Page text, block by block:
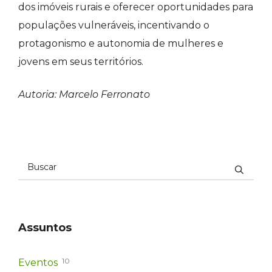
dos imóveis rurais e oferecer oportunidades para
populações vulneráveis, incentivando o
protagonismo e autonomia de mulheres e
jovens em seus territórios.
Autoria: Marcelo Ferronato
Assuntos
Eventos 10